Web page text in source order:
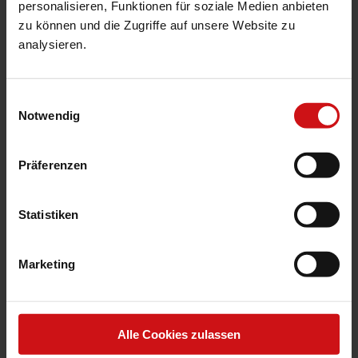
personalisieren, Funktionen für soziale Medien anbieten
zu können und die Zugriffe auf unsere Website zu
analysieren.
Notwendig
Präferenzen
Statistiken
Marketing
Alle Cookies zulassen
Damit Sie im laufenden Betrieb stets sicher
sein können, dass alle Anwendungen zu Ihrer
Zufriedenheit laufen und auftretende
Störungen zeitnah behoben werden, bieten
wir Ihnen Unterstützung nach Maß.
Unser Basis-Support beinhaltet die
Aufnahme, Analyse und Bearbeitung von